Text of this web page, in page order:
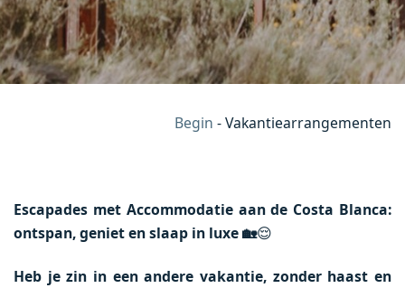
Begin -Vakantiearrangementen
Escapades met Accommodatie aan de Costa Blanca:
ontspan, geniet en slaap in luxe🏡😌
Heb je zin in een andere vakantie, zonder haast en